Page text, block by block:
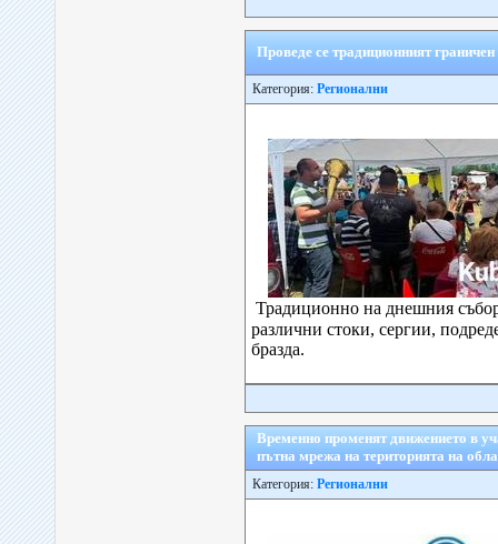
Проведе се традиционният
Категория: Регионални
Традиционно на днешния
различни стоки, сергии,
бразда.
Временно променят движението в
пътна мрежа на територията на
Категория: Регионални